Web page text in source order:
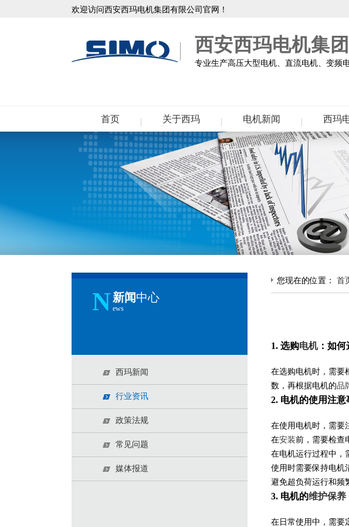
欢迎访问西安西玛电机集团有限公司官网！
西安西玛电机集团
专业生产高压大型电机、直流电机、变频
首页 关于西玛 电机新闻 西玛
N 新闻中心
ews
西玛新闻
行业资讯
政策法规
常见问题
媒体报道
您现在的位置： 首
1. 选购电机：如何
在选购电机时，需要
数，再根据电机的品
2. 电机的使用注意
在使用电机时，需要
在安装前，需要检查
在电机运行过程中，
使用时需要保持电机
避免超负荷运行和频
3. 电机的维护保养
在日常使用中，需要